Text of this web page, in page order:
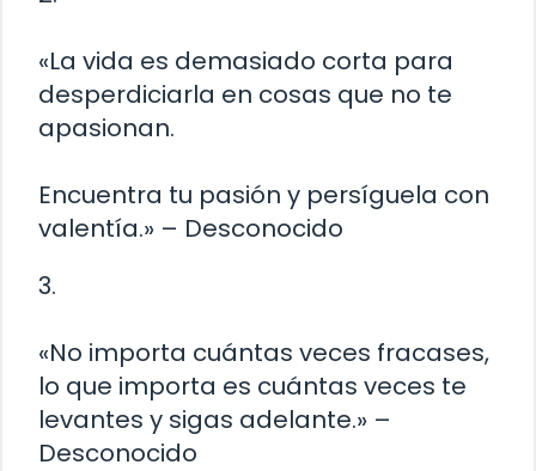
«La vida es demasiado corta para
desperdiciarla en cosas que no te
apasionan.
Encuentra tu pasión y persíguela con
valentía.» – Desconocido
3.
«No importa cuántas veces fracases,
lo que importa es cuántas veces te
levantes y sigas adelante.» –
Desconocido